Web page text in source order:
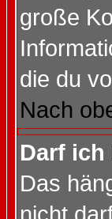
große
die du
Nach
Darf ich
Das